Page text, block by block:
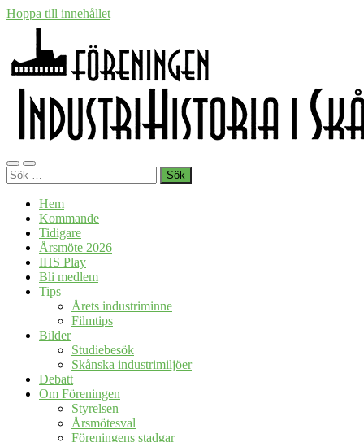
Hoppa till innehållet
Föreningen
Industrihistoria
i
Skåne
Slå
på/av
Slå
på/av
Sök
efter:
Hem
Kommande
Tidigare
Årsmöte 2026
IHS Play
Bli medlem
Tips
Årets industriminne
Filmtips
Bilder
Studiebesök
Skånska industrimiljöer
Debatt
Om Föreningen
Styrelsen
Årsmötesval
Föreningens stadgar